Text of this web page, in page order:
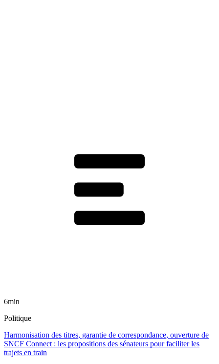
6min
Politique
Harmonisation des titres, garantie de correspondance, ouverture de
SNCF Connect : les propositions des sénateurs pour faciliter les
trajets en train